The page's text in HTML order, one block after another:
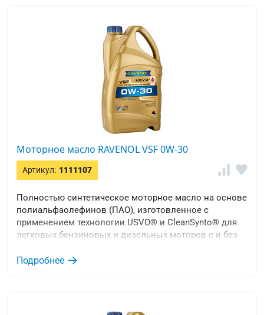
Моторное масло RAVENOL VSF 0W-30
Артикул: 1111107
Полностью синтетическое моторное масло на основе
полиальфаолефинов (ПАО), изготовленное с
применением технологии USVO® и CleanSynto® для
легковых бензиновых и дизельных моторов с и без
Подробнее